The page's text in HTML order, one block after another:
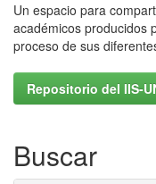
Un espacio para
académicos producidos
proceso de sus
Repositorio del IIS-
Buscar